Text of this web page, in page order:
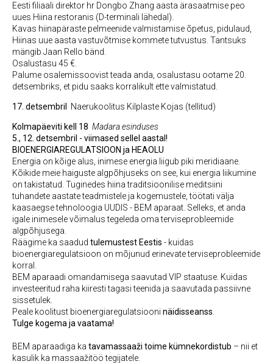
Eesti filiaali direktor hr Dongbo Zhang aasta ärasaatmise peo
uues Hiina restoranis (D-terminali lähedal).
Kavas hiinapäraste pelmeenide valmistamise õpetus, pidulaud,
Hiinas uue aasta vastuvõtmise kommete tutvustus. Tantsuks
mängib Jaan Rello bänd.
Osalustasu 45 €.
Palume osalemissoovist teada anda, osalustasu ootame 20.
detsembriks, et pidu saaks korralikult ette valmistatud.
17. detsembril Naerukoolitus Kilplaste Kojas (tellitud)
Kolmapäeviti kell 18 Madara esinduses
5., 12. detsembril - viimased sellel aastal!
BIOENERGIAREGULATSIOON ja HEAOLU
Energia on kõige alus, inimese energia liigub piki meridiaane.
Kõikide meie haiguste algpõhjuseks on see, kui energia liikumine
on takistatud. Tuginedes hiina traditsioonilise meditsiini
tuhandete aastate teadmistele ja kogemustele, töötati välja
kaasaegse tehnoloogia UUDIS - BEM aparaat. Selleks, et anda
igale inimesele võimalus tegeleda oma terviseprobleemide
algpõhjusega.
Räägime ka saadud tulemustest Eestis - kuidas
bioenergiaregulatsioon on mõjunud erinevate terviseprobleemide
korral.
BEM aparaadi omandamisega saavutad VIP staatuse. Kuidas
investeeritud raha kiiresti tagasi teenida ja saavutada passiivne
sissetulek.
Peale koolitust bioenergiaregulatsiooni näidisseanss
Tulge kogema ja vaatama!
BEM aparaadiga ka tavamassaaži toime kümnekordistub – nii et
kasulik ka massaažitöö tegijatele.